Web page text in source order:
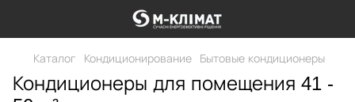
Каталог Кондиционирование Бытовые кондиционеры
Кондиционеры для помещения 41 -